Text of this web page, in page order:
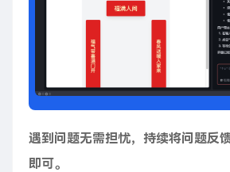
遇到问题无需担忧，持续将问题反
即可。